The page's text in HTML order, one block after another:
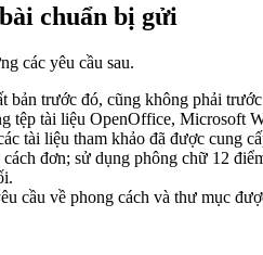
chuẩn bị gửi
các yêu cầu sau.
bản trước đó, cũng không phải
tệp tài liệu OpenOffice, Microsoft
tài liệu tham khảo đã được cung
đơn; sử dụng phông chữ 12
cầu về phong cách và thư mục